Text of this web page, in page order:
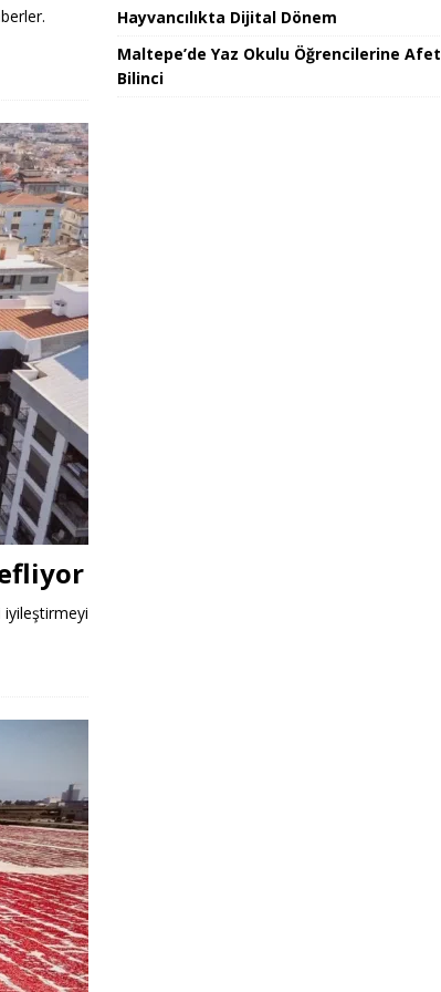
iyileştirmeyi
Hayvancılıkta Dijital Dönem
Maltepe’de Yaz Okulu Öğrencilerine Afet
Bilinci